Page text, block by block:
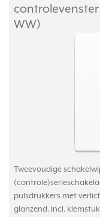
controlevenster
WW)
Tweevoudige
pulsdrukkers met
glanzend. Incl.